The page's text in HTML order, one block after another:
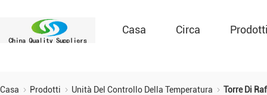
Casa Circa
Casa Prodotti Unità Del Controllo Della Temperatura Torre Di